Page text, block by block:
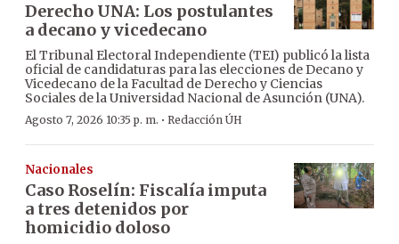
Derecho UNA: Los postulantes
a decano y vicedecano
El Tribunal Electoral Independiente (TEI) publicó la lista
oficial de candidaturas para las elecciones de Decano y
Vicedecano de la Facultad de Derecho y Ciencias
Sociales de la Universidad Nacional de Asunción (UNA).
Agosto 7, 2026 10:35 p. m. · Redacción ÚH
Nacionales
Caso Roselín: Fiscalía imputa
a tres detenidos por
homicidio doloso